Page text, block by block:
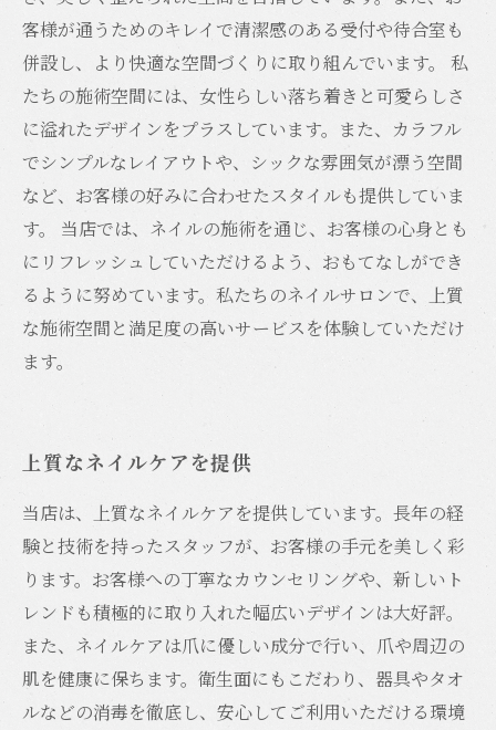
客様が通うためのキレイで清潔感のある受付や待合室も
併設し、より快適な空間づくりに取り組んでいます。 私
たちの施術空間には、女性らしい落ち着きと可愛らしさ
に溢れたデザインをプラスしています。また、カラフル
でシンプルなレイアウトや、シックな雰囲気が漂う空間
など、お客様の好みに合わせたスタイルも提供していま
す。 当店では、ネイルの施術を通じ、お客様の心身とも
にリフレッシュしていただけるよう、おもてなしができ
るように努めています。私たちのネイルサロンで、上質
な施術空間と満足度の高いサービスを体験していただけ
ます。
上質なネイルケアを提供
当店は、上質なネイルケアを提供しています。長年の経
験と技術を持ったスタッフが、お客様の手元を美しく彩
ります。お客様への丁寧なカウンセリングや、新しいト
レンドも積極的に取り入れた幅広いデザインは大好評。
また、ネイルケアは爪に優しい成分で行い、爪や周辺の
肌を健康に保ちます。衛生面にもこだわり、器具やタオ
ルなどの消毒を徹底し、安心してご利用いただける環境